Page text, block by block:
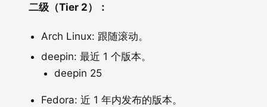
二级（Tier 2）：
Arch Linux: 跟随滚动。
deepin: 最近 1 个版本。
deepin 25
Fedora: 近 1 年内发布的版本。